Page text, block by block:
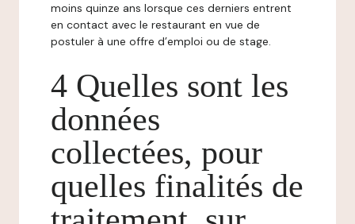
moins quinze ans lorsque ces derniers entrent
en contact avec le restaurant en vue de
postuler à une offre d’emploi ou de stage.
4 Quelles sont les
données
collectées, pour
quelles finalités de